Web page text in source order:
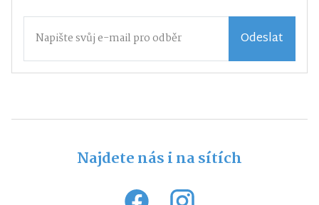
Odeslat
Najdete nás i na sítích